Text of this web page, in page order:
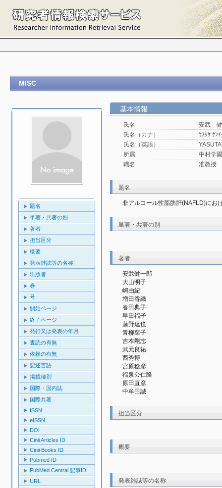
MISC
題名
単著・共著の別
著者
担当区分
概要
発表雑誌等の名称
出版者
巻
号
開始ページ
終了ページ
発行又は発表の年月
査読の有無
依頼の有無
記述言語
掲載種別
国際・国内誌
国際共著
ISSN
eISSN
DOI
Cinii Articles ID
Cinii Books ID
Pubmed ID
PubMed Central 記事ID
URL
基本情報
氏名
安武
氏名（カナ）
ﾔｽﾀｹ ｹﾝ
氏名（英語）
所属
中村学
職名
准教授
題名
非アルコール性脂肪肝(NAFLD)に
単著・共著の別
著者
安武健一郎
大山明子
嶋由紀
増田香織
春田典子
早田福子
藤野達也
青柳葉子
吉本剛志
武元良祐
西秀博
宮原稔彦
福泉公仁隆
原田直彦
中牟田誠
担当区分
概要
発表雑誌等の名称